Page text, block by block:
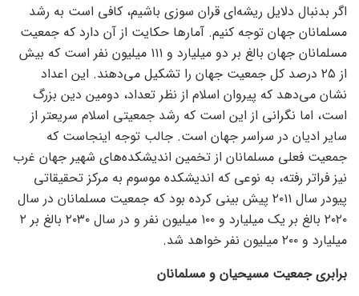
اگر بدنبال دلایل ریشه‌ای قران سوزی باشیم، کافی است به رشد
مسلمانان جهان توجه کنیم. آمار‌ها حکایت از آن دارد که جمعیت
مسلمانان جهان بالغ بر دو میلیارد و ۱۱۱ میلیون نفر است که بیش
از ۲۵ درصد کل جمعیت جهان را تشکیل می‌دهند. این اعداد
نشان می‌دهد که پیروان اسلام از نظر تعداد، دومین دین بزرگ
است، اما نگرانی از این است که رشد جمعیتی اسلام سریعتر از
سایر ادیان در سراسر جهان است. جالب توجه اینجاست که
جمعیت فعلی مسلمانان از تخمین اندیشکده‌های شهیر جهان غرب
نیز فراتر رفته، به نوعی که اندیشکده موسوم به مرکز تحقیقاتی
پیودر سال ۲۰۱۱ پیش بینی کرده بود که جمعیت مسلمانان در سال
۲۰۲۰ بالغ بر یک میلیارد و ۱۰۰ میلیون نفر و در سال ۲۰۳۰ بالغ بر ۲
میلیارد و ۲۰۰ میلیون نفر خواهد شد.
برابری جمعیت مسیحیان و مسلمانان